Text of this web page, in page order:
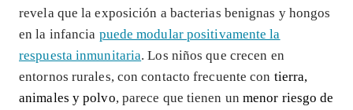
revela que la exposición a bacterias benignas y hongos
en la infancia puede modular positivamente la
respuesta inmunitaria. Los niños que crecen en
entornos rurales, con contacto frecuente con tierra,
animales y polvo, parece que tienen un menor riesgo de